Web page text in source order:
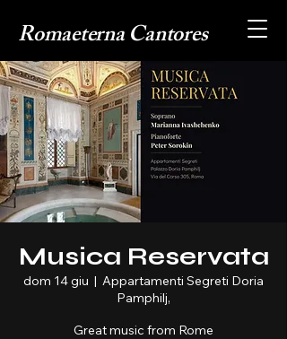
Romaeterna Cantores
Musica Reservata
dom 14 giu
  |
Appartamenti Segreti Doria
Pamphilj,
Great music from Rome